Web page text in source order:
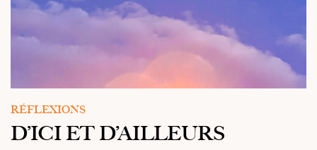
RÉFLEXIONS
D’ICI ET D’AILLEURS